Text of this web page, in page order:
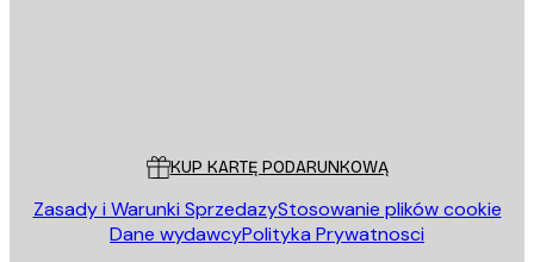
KUP KARTĘ PODARUNKOWĄ
Zasady i Warunki SprzedazyStosowanie plików cookie
Dane wydawcyPolityka Prywatnosci